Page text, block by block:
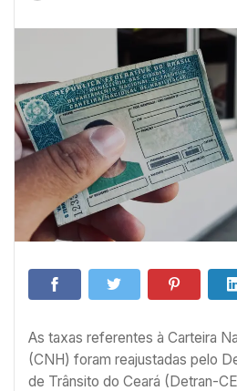
As taxas referentes à Carteira
(CNH) foram reajustadas pelo
de Trânsito do Ceará (Detran-